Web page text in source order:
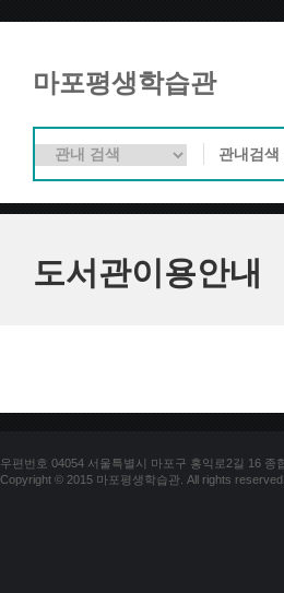
마포평생학습관
도서관이용안내
우편번호 04054 서울특별시 마포구 홍익로2길 16
Copyright © 2015 마포평생학습관. All rights reserved.